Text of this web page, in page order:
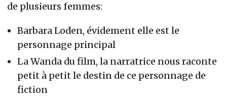
de plusieurs femmes:
Barbara Loden, évidement elle est le
personnage principal
La Wanda du film, la narratrice nous raconte
petit à petit le destin de ce personnage de
fiction